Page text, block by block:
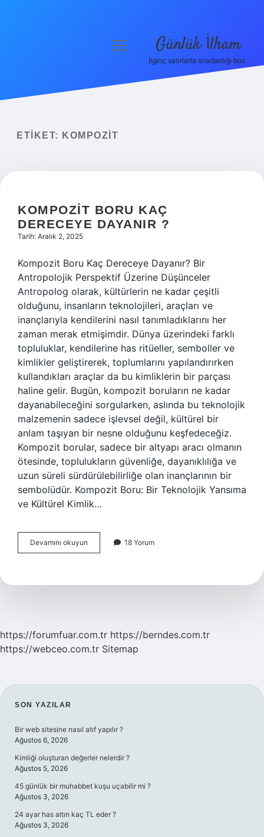
Yasal Uyarı
menüyü
Günlük İlham
İlginç satırlarla sıradanlığı boz.
ETIKET: KOMPOZIT
KOMPOZIT BORU KAÇ
DERECEYE DAYANIR ?
Tarih: Aralık 2, 2025
Kompozit Boru Kaç Dereceye Dayanır? Bir
Antropolojik Perspektif Üzerine Düşünceler
Antropolog olarak, kültürlerin ne kadar çeşitli
olduğunu, insanların teknolojileri, araçları ve
inançlarıyla kendilerini nasıl tanımladıklarını her
zaman merak etmişimdir. Dünya üzerindeki farklı
topluluklar, kendilerine has ritüeller, semboller ve
kimlikler geliştirerek, toplumlarını yapılandırırken
kullandıkları araçlar da bu kimliklerin bir parçası
haline gelir. Bugün, kompozit boruların ne kadar
dayanabileceğini sorgularken, aslında bu teknolojik
malzemenin sadece işlevsel değil, kültürel bir
anlam taşıyan bir nesne olduğunu keşfedeceğiz.
Kompozit borular, sadece bir altyapı aracı olmanın
ötesinde, toplulukların güvenliğe, dayanıklılığa ve
uzun süreli sürdürülebilirliğe olan inançlarının bir
sembolüdür. Kompozit Boru: Bir Teknolojik Yansıma
ve Kültürel Kimlik…
Devamını okuyun Kompozit
boru
dayanır
18 Yorum
https://forumfuar.com.tr https://berndes.com.tr
https://webceo.com.tr Sitemap
SIDEBAR
SON YAZILAR
Bir web sitesine nasıl atıf yapılır ?
Ağustos 6, 2026
Kimliği oluşturan değerler nelerdir ?
Ağustos 5, 2026
45 günlük bir muhabbet kuşu uçabilir mi ?
Ağustos 3, 2026
24 ayar has altın kaç TL eder ?
Ağustos 3, 2026